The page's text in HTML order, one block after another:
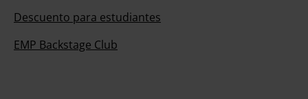
Descuento para estudiantes
EMP Backstage Club